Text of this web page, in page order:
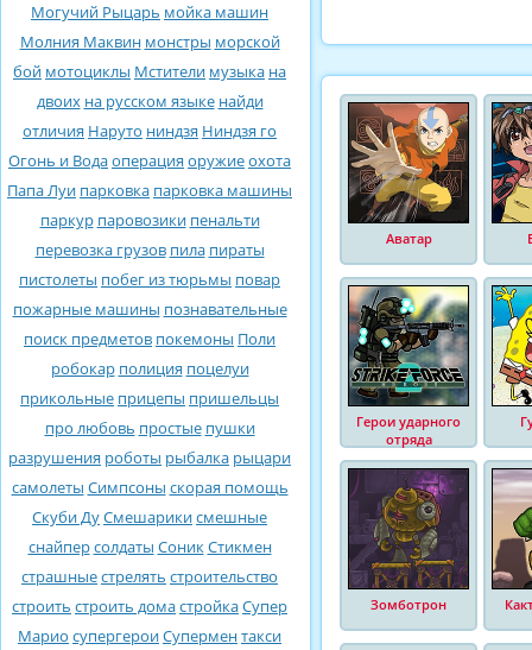
Могучий Рыцарь мойка машин
Молния Маквин монстры морской
бой мотоциклы Мстители музыка на
двоих на русском языке найди
отличия Наруто ниндзя Ниндзя го
Огонь и Водаоперация оружиеохота
Папа Луи парковка парковка машины
паркур паровозики пенальти
перевозка грузов пила пираты
пистолеты побег из тюрьмы повар
пожарные машины познавательные
поиск предметов покемоны Поли
робокар полиция поцелуи
прикольные прицепы пришельцы
про любовь простые пушки
разрушения роботы рыбалка рыцари
самолеты Симпсоны скорая помощь
Скуби ДуСмешарикисмешные
снайперсолдаты СоникСтикмен
страшныестрелять строительство
строить строить домастройкаСупер
Марио супергероиСуперментакси
Аватар
Герои ударного
отряда
Зомботрон